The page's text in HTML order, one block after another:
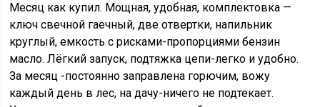
Месяц как купил. Мощная, удобная, комплектовка —
ключ свечной гаечный, две отвертки, напильник
круглый, емкость с рисками-пропорциями бензин
масло. Лёгкий запуск, подтяжка цепи-легко и удобно.
За месяц -постоянно заправлена горючим, вожу
каждый день в лес, на дачу-ничего не подтекает.